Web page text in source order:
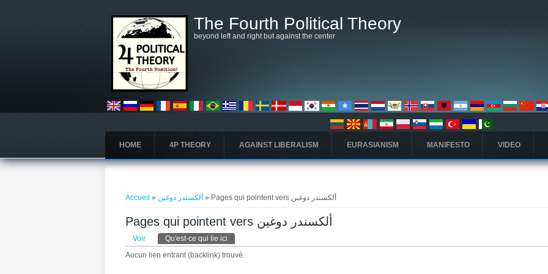
The Fourth Political Theory
beyond left and right but against the center
HOME 4P THEORY AGAINST LIBERALISM EURASIANISM MANIFESTO VIDEO
Accueil » ألكسندر دوغين » Pages qui pointent vers ألكسندر دوغين
Pages qui pointent vers ألكسندر دوغين
Onglets principaux
Voir Qu'est-ce qui lie ici
Aucun lien entrant (backlink) trouvé.